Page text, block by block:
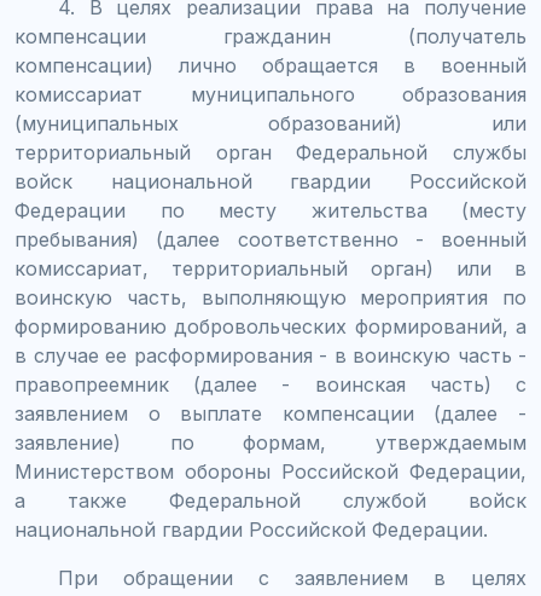
4. В целях реализации права на получение
компенсации гражданин (получатель
компенсации) лично обращается в военный
комиссариат муниципального образования
(муниципальных образований) или
территориальный орган Федеральной службы
войск национальной гвардии Российской
Федерации по месту жительства (месту
пребывания) (далее соответственно - военный
комиссариат, территориальный орган) или в
воинскую часть, выполняющую мероприятия по
формированию добровольческих формирований, а
в случае ее расформирования - в воинскую часть -
правопреемник (далее - воинская часть) с
заявлением о выплате компенсации (далее -
заявление) по формам, утверждаемым
Министерством обороны Российской Федерации,
а также Федеральной службой войск
национальной гвардии Российской Федерации.
При обращении с заявлением в целях